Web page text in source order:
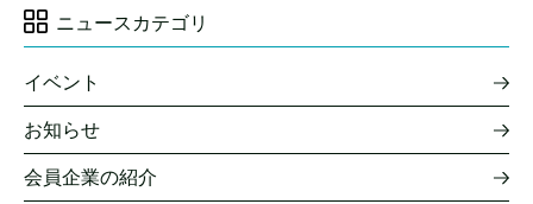
ニュースカテゴリ
イベント
お知らせ
会員企業の紹介